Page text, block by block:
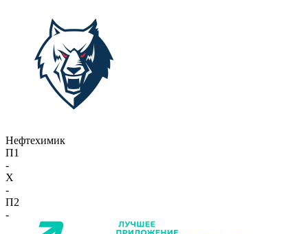
Нефтехимик
П1
-
X
-
П2
-